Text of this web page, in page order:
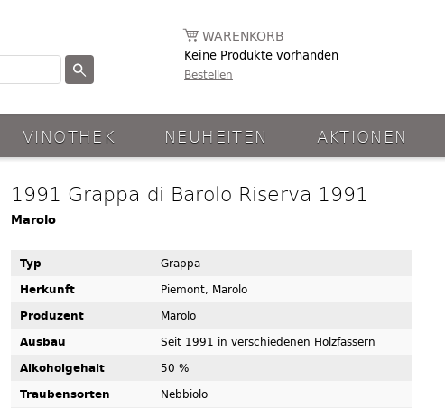
WARENKORB
Keine Produkte vorhanden
Bestellen
VINOTHEK NEUHEITEN AKTIONEN
1991 Grappa di Barolo Riserva 1991
Marolo
Typ
Grappa
Herkunft
Piemont, Marolo
Produzent
Marolo
Ausbau
Seit 1991 in verschiedenen Holzfässern
Alkoholgehalt
50 %
Traubensorten
Nebbiolo